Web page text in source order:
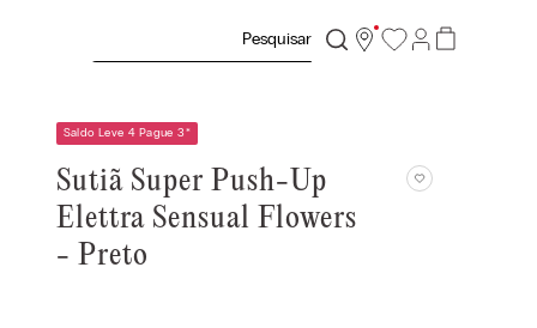
Saldo Leve 4 Pague 3*
Sutiã Super Push-Up
Elettra Sensual Flowers
- Preto